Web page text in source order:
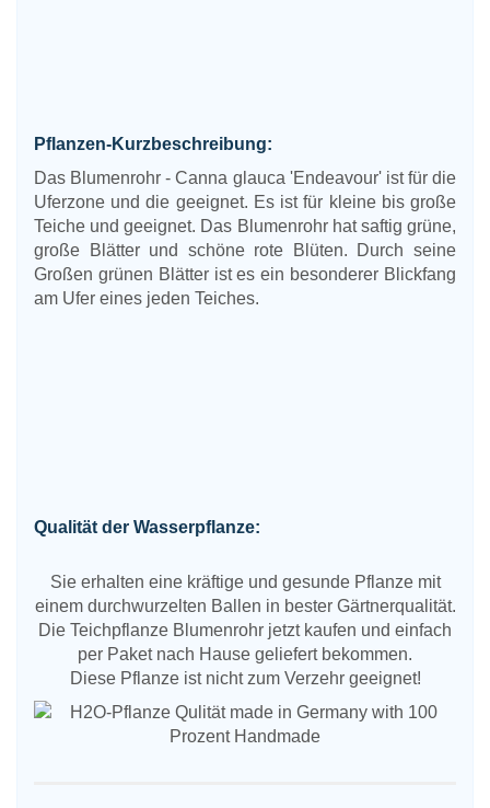
Pflanzen-Kurzbeschreibung:
Das Blumenrohr - Canna glauca 'Endeavour' ist für die
Uferzone und die geeignet. Es ist für kleine bis große
Teiche und geeignet. Das Blumenrohr hat saftig grüne,
große Blätter und schöne rote Blüten. Durch seine
Großen grünen Blätter ist es ein besonderer Blickfang
am Ufer eines jeden Teiches.
Qualität der Wasserpflanze:
Sie erhalten eine kräftige und gesunde Pflanze mit
einem durchwurzelten Ballen in bester Gärtnerqualität.
Die Teichpflanze Blumenrohr jetzt kaufen und einfach
per Paket nach Hause geliefert bekommen.
Diese Pflanze ist nicht zum Verzehr geeignet!